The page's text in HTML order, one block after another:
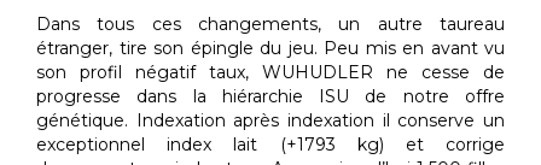
Dans tous ces changements, un autre taureau
étranger, tire son épingle du jeu. Peu mis en avant vu
son profil négatif taux, WUHUDLER ne cesse de
progresse dans la hiérarchie ISU de notre offre
génétique. Indexation après indexation il conserve un
exceptionnel index lait (+1793 kg) et corrige